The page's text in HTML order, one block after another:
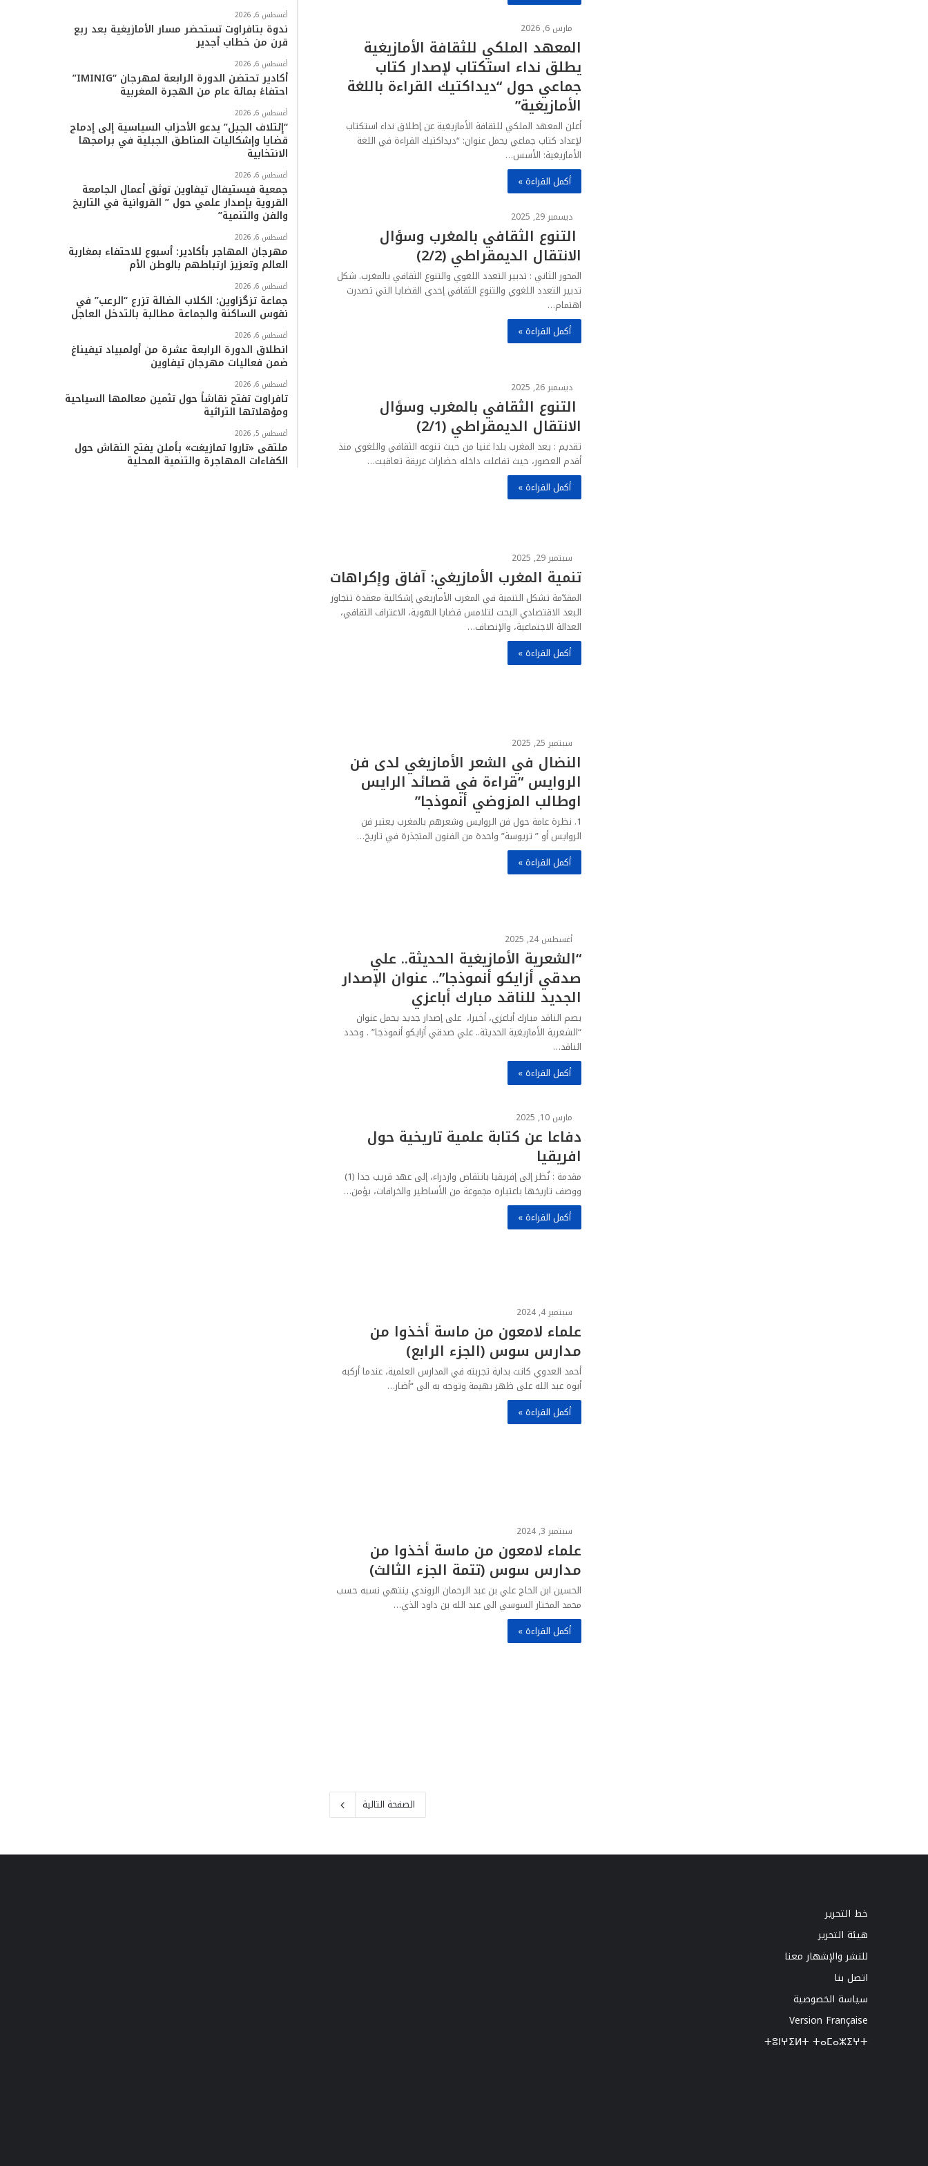
مارس 6, 2026
المعهد الملكي للثقافة الأمازيغية
يطلق نداء استكتاب لإصدار كتاب
جماعي حول “ديداكتيك القراءة باللغة
الأمازيغية”
أعلن المعهد الملكي للثقافة الأمازيغية عن إطلاق نداء استكتاب
لإعداد كتاب جماعي يحمل عنوان: “ديداكتيك القراءة في اللغة
الأمازيغية: الأسس…
أكمل القراءة »
ديسمبر 29, 2025
التنوع الثقافي بالمغرب وسؤال
الانتقال الديمقراطي (2/2)
المحور الثاني : تدبير التعدد اللغوي والتنوع الثقافي بالمغرب. شكل
تدبير التعدد اللغوي والتنوع الثقافي إحدى القضايا التي تصدرت
اهتمام…
أكمل القراءة »
ديسمبر 26, 2025
التنوع الثقافي بالمغرب وسؤال
الانتقال الديمقراطي (2/1)
تقديم : يعد المغرب بلدا غنيا من حيث تنوعه الثقافي واللغوي منذ
أقدم العصور، حيث تفاعلت داخله حضارات عريقة تعاقبت…
أكمل القراءة »
سبتمبر 29, 2025
تنمية المغرب الأمازيغي: آفاق وإكراهات
المقدّمة تشكل التنمية في المغرب الأمازيغي إشكالية معقدة تتجاوز
البعد الاقتصادي البحت لتلامس قضايا الهوية، الاعتراف الثقافي،
العدالة الاجتماعية، والإنصاف…
أكمل القراءة »
سبتمبر 25, 2025
النضال في الشعر الأمازيغي لدى فن
الروايس “قراءة في قصائد الرايس
اوطالب المزوضي أنموذجا”
1. نظرة عامة حول فن الروايس وشعرهم بالمغرب يعتبر فن
الروايس أو ” تريوسة” واحدة من الفنون المتجذرة في تاريخ…
أكمل القراءة »
أغسطس 24, 2025
“الشعرية الأمازيغية الحديثة.. علي
صدقي أزايكو أنموذجا”.. عنوان الإصدار
الجديد للناقد مبارك أباعزي
بصم الناقد مبارك أباعزي، أخيرا، على إصدار جديد يحمل عنوان
“الشعرية الأمازيغية الحديثة.. علي صدقي أزايكو أنموذجا” . وحدد
الناقد…
أكمل القراءة »
مارس 10, 2025
دفاعا عن كتابة علمية تاريخية حول
افريقيا
مقدمة : نُظر إلى إفريقيا بانتقاص وازدراء، إلى عهد قريب جدا (1)
ووصف تاريخها باعتباره مجموعة من الأساطير والخرافات، يؤمن…
أكمل القراءة »
سبتمبر 4, 2024
علماء لامعون من ماسة أخذوا من
مدارس سوس (الجزء الرابع)
أحمد العدوي كانت بداية تجربته في المدارس العلمية، عندما أركبه
أبوه عبد الله على ظهر بهيمة وتوجه به الى “أضار…
أكمل القراءة »
سبتمبر 3, 2024
علماء لامعون من ماسة أخذوا من
مدارس سوس (تتمة الجزء الثالث)
الحسين ابن الحاج علي بن عبد الرحمان الروندي ينتهي نسبه حسب
محمد المختار السوسي الى عبد الله بن داود الذي…
أكمل القراءة »
الصفحة التالية
أغسطس 6, 2026
ندوة بتافراوت تستحضر مسار الأمازيغية بعد ربع
قرن من خطاب أجدير
أغسطس 6, 2026
أكادير تحتضن الدورة الرابعة لمهرجان “IMINIG”
احتفاءً بمائة عام من الهجرة المغربية
أغسطس 6, 2026
“إئتلاف الجبل” يدعو الأحزاب السياسية إلى إدماج
قضايا وإشكاليات المناطق الجبلية في برامجها
الانتخابية
أغسطس 6, 2026
جمعية فيستيفال تيفاوين توثق أعمال الجامعة
القروية بإصدار علمي حول ” القروانية في التاريخ
والفن والتنمية”
أغسطس 6, 2026
مهرجان المهاجر بأكادير: أسبوع للاحتفاء بمغاربة
العالم وتعزيز ارتباطهم بالوطن الأم
أغسطس 6, 2026
جماعة تزگزاوين: الكلاب الضالة تزرع “الرعب” في
نفوس الساكنة والجماعة مطالبة بالتدخل العاجل
أغسطس 6, 2026
انطلاق الدورة الرابعة عشرة من أولمبياد تيفيناغ
ضمن فعاليات مهرجان تيفاوين
أغسطس 6, 2026
تافراوت تفتح نقاشاً حول تثمين معالمها السياحية
ومؤهلاتها التراثية
أغسطس 5, 2026
ملتقى «تاروا تمازيغت» بأملن يفتح النقاش حول
الكفاءات المهاجرة والتنمية المحلية
خط التحرير
هيئة التحرير
للنشر والإشهار معنا
اتصل بنا
سياسة الخصوصية
Version Française
ⵜⵓⵏⵖⵉⵍⵜ ⵜⴰⵎⴰⵣⵉⵖⵜ